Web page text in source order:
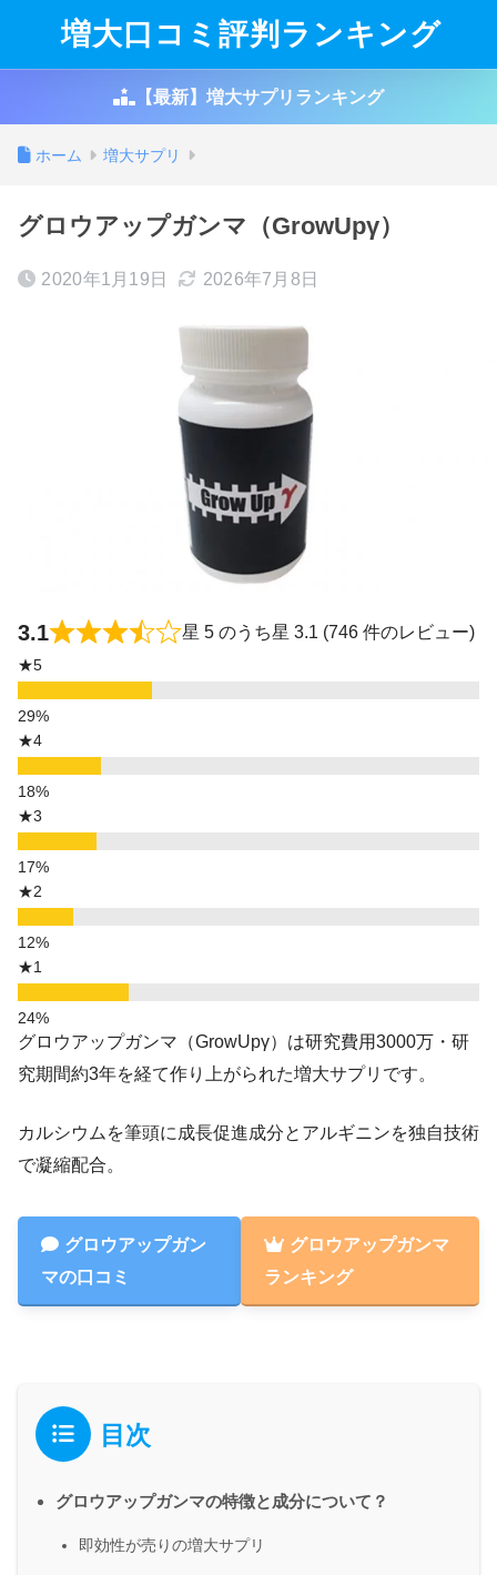
増大口コミ評判ランキング
【最新】増大サプリランキング
ホーム 増大サプリ
グロウアップガンマ（GrowUpγ）
2020年1月19日 2026年7月8日
3.1 星 5 のうち星 3.1 (746 件のレビュー)
★5
★4
★3
★2
★1
グロウアップガンマ（GrowUpγ）は研究費用3000万・研
究期間約3年を経て作り上がられた増大サプリです。
カルシウムを筆頭に成長促進成分とアルギニンを独自技術
で凝縮配合。
グロウアップガン
マの口コミ
グロウアップガンマ
ランキング
目次
グロウアップガンマの特徴と成分について？
即効性が売りの増大サプリ